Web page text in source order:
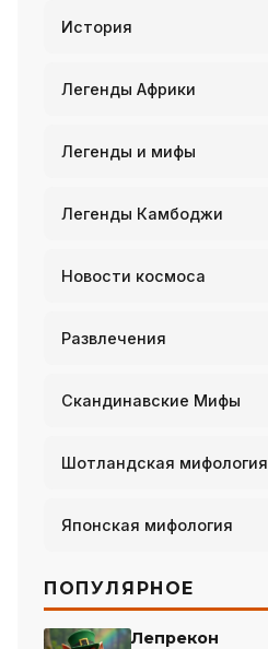
История
Легенды Африки
Легенды и мифы
Легенды Камбоджи
Новости космоса
Развлечения
Скандинавские Мифы
Шотландская мифология
Японская мифология
ПОПУЛЯРНОЕ
Лепрекон